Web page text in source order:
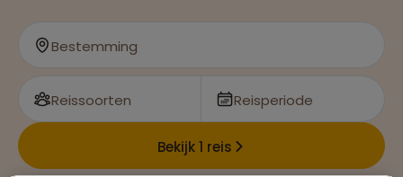
Bestemming
Reissoorten Reisperiode
Bekijk 1 reis